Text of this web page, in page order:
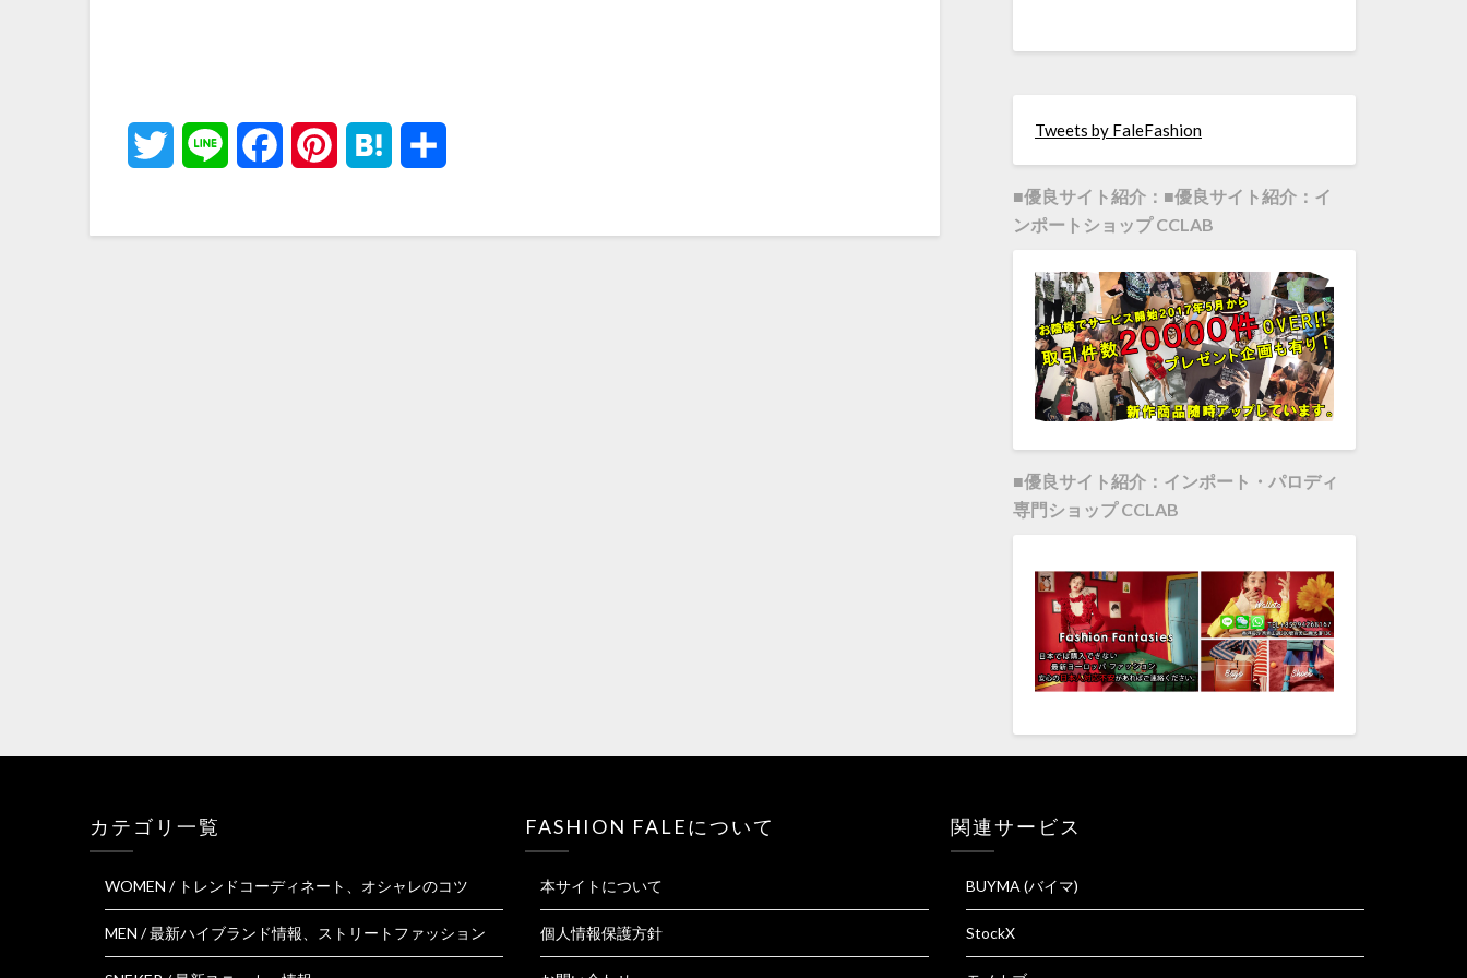
Twitter Line FacebookPinterest Hatena
Tweets by FaleFashion
■優良サイト紹介：■優良サイト紹介：イ
ンポートショップ CCLAB
■優良サイト紹介：インポート・パロディ
専門ショップ CCLAB
カテゴリ一覧
WOMEN / トレンドコーディネート、オシャレのコツ
MEN / 最新ハイブランド情報、ストリートファッション
FASHION FALEについて
本サイトについて
個人情報保護方針
関連サービス
BUYMA (バイマ)
StockX